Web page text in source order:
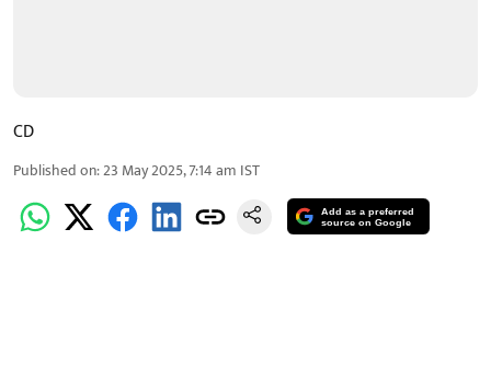
CD
Published on:23 May 2025, 7:14 am IST
Add as a preferred
source on Google